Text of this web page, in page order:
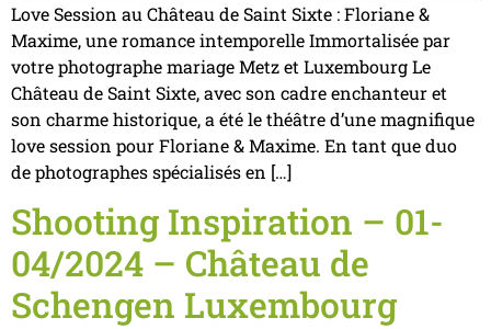
Love Session au Château de Saint Sixte : Floriane &
Maxime, une romance intemporelle Immortalisée par
votre photographe mariage Metz et Luxembourg Le
Château de Saint Sixte, avec son cadre enchanteur et
son charme historique, a été le théâtre d’une magnifique
love session pour Floriane & Maxime. En tant que duo
de photographes spécialisés en […]
Shooting Inspiration – 01-
04/2024 – Château de
Schengen Luxembourg